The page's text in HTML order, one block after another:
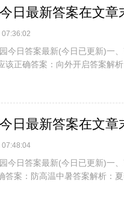
今日答案最新(今日已更新)一
该正确答案：向外开启答案解
今日答案最新(今日已更新)一
答案：防高温中暑答案解析：